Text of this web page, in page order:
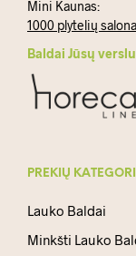
Mini Kaunas:
1000 plytelių
Baldai Jūsų
PREKIŲ
Lauko Baldai
Minkšti Lauko